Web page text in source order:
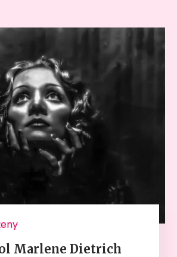
Marlene Dietrich